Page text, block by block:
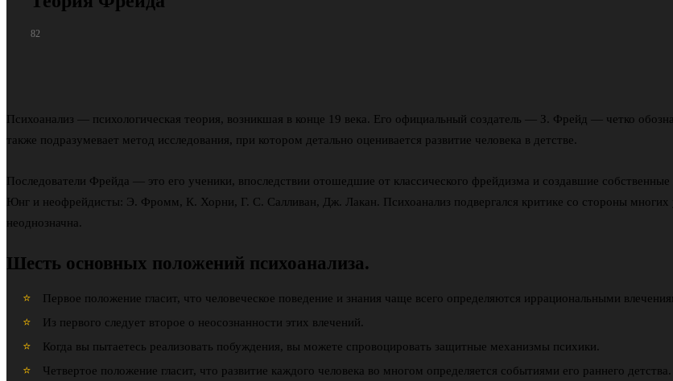
82
Психоанализ — психологическая теория, возникшая в конце 19 века. Его официальный создатель — З. Фрейд — четко
также подразумевает метод исследования, при котором детально оценивается развитие человека в детстве.
Последователи Фрейда — это его ученики, впоследствии отошедшие от классического фрейдизма и создавшие
Юнг и неофрейдисты: Э. Фромм, К. Хорни, Г. С. Салливан, Дж. Лакан. Психоанализ подвергался критике со стороны многих
неоднозначна.
Шесть основных положений психоанализа.
Первое положение гласит, что человеческое поведение и знания чаще всего определяются иррациональными
Из первого следует второе о неосознанности этих влечений.
Когда вы пытаетесь реализовать побуждения, вы можете спровоцировать защитные механизмы психики.
Четвертое положение гласит, что развитие каждого человека во многом определяется событиями его раннего детства.